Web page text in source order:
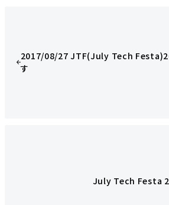
2017/08/27 JTF(July Tech
す
July Tech Festa